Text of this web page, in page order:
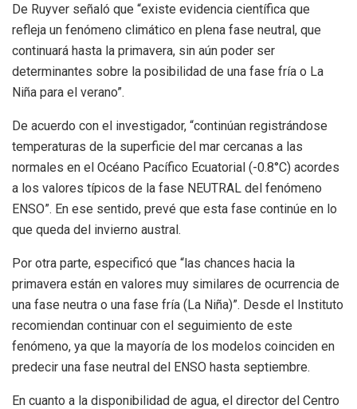
De Ruyver señaló que “existe evidencia científica que
refleja un fenómeno climático en plena fase neutral, que
continuará hasta la primavera, sin aún poder ser
determinantes sobre la posibilidad de una fase fría o La
Niña para el verano”.
De acuerdo con el investigador, “continúan registrándose
temperaturas de la superficie del mar cercanas a las
normales en el Océano Pacífico Ecuatorial (-0.8°C) acordes
a los valores típicos de la fase NEUTRAL del fenómeno
ENSO”. En ese sentido, prevé que esta fase continúe en lo
que queda del invierno austral.
Por otra parte, especificó que “las chances hacia la
primavera están en valores muy similares de ocurrencia de
una fase neutra o una fase fría (La Niña)”. Desde el Instituto
recomiendan continuar con el seguimiento de este
fenómeno, ya que la mayoría de los modelos coinciden en
predecir una fase neutral del ENSO hasta septiembre.
En cuanto a la disponibilidad de agua, el director del Centro